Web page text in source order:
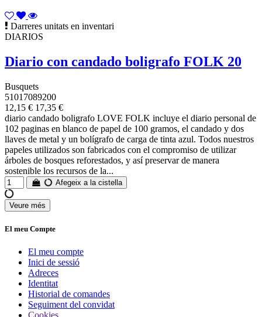
Darreres unitats en inventari
DIARIOS
Diario con candado boligrafo FOLK 20
Busquets
51017089200
12,15 € 17,35 €
diario candado boligrafo LOVE FOLK incluye el diario personal de
102 paginas en blanco de papel de 100 gramos, el candado y dos
llaves de metal y un bolígrafo de carga de tinta azul. Todos nuestros
papeles utilizados son fabricados con el compromiso de utilizar
árboles de bosques reforestados, y así preservar de manera
sostenible los recursos de la...
Afegeix a la cistella
MOTXILLES I BORSES
MOTXILLES
ESTOTJOS I COMPLEMENTS
PORTATOTS
2
PAPERERIA I ACCESSORIS
Veure més
El meu Compte
El meu compte
Inici de sessió
Adreces
Identitat
Historial de comandes
Seguiment del convidat